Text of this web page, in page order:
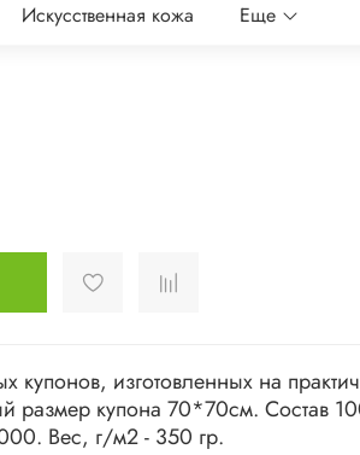
Искусственная кожа
Еще
купонов, изготовленных на
размер купона 70*70см. Состав
Вес, г/м2 - 350 гр.